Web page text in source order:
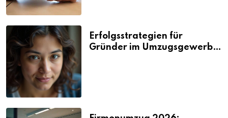
Erfolgsstrategien für
Gründer im Umzugsgewerbe